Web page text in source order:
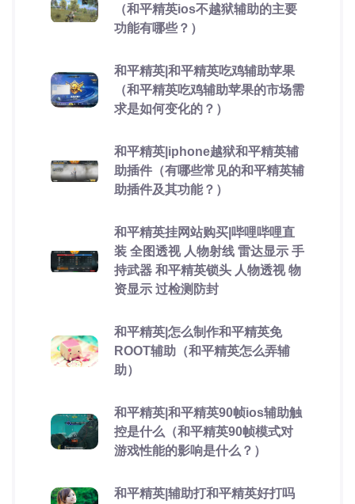
（和平精英ios不越狱辅助的主要
功能有哪些？）
和平精英|和平精英吃鸡辅助苹果
（和平精英吃鸡辅助苹果的市场需
求是如何变化的？）
和平精英|iphone越狱和平精英辅
助插件（有哪些常见的和平精英辅
助插件及其功能？）
和平精英挂网站购买|哔哩哔哩直
装 全图透视 人物射线 雷达显示 手
持武器 和平精英锁头 人物透视 物
资显示 过检测防封
和平精英|怎么制作和平精英免
ROOT辅助（和平精英怎么弄辅
助）
和平精英|和平精英90帧ios辅助触
控是什么（和平精英90帧模式对
游戏性能的影响是什么？）
和平精英|辅助打和平精英好打吗